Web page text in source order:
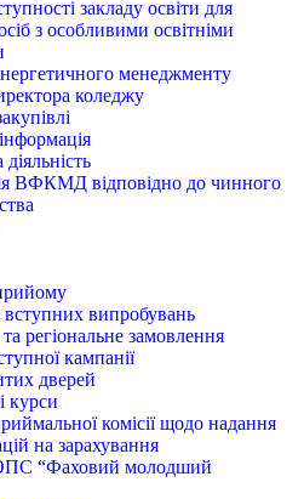
закладу освіти для
з особливими освітніми
менеджменту
коледжу
ВФКМД відповідно до чинного
випробувань
регіональне замовлення
кампанії
дверей
курси
комісії щодо надання
на зарахування
“Фаховий молодший